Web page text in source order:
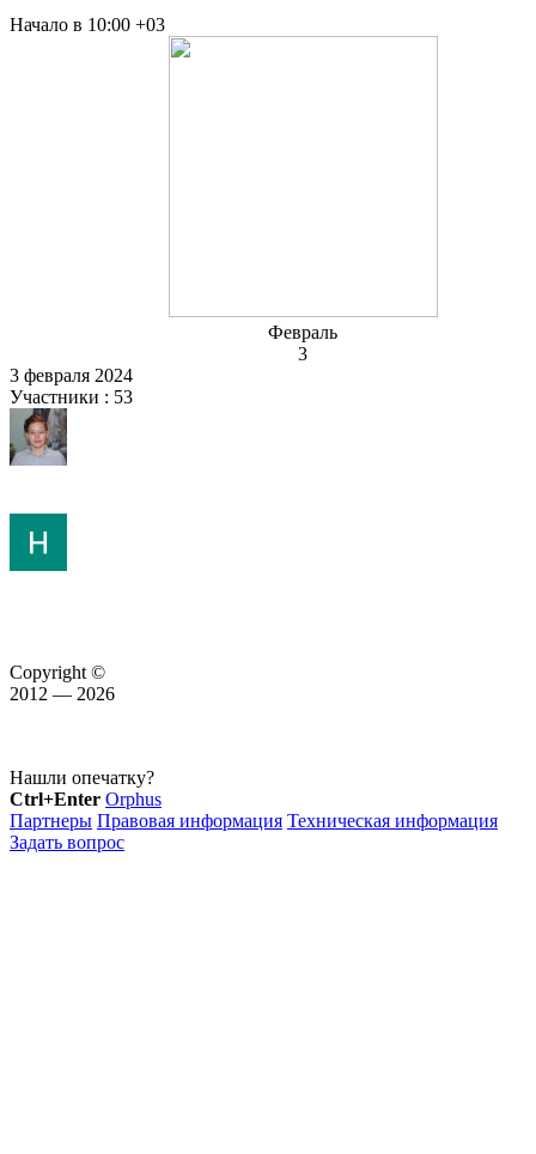
Начало в 10:00 +03
Февраль
3
3 февраля 2024
Участники : 53
Copyright ©
2012 — 2026
Нашли опечатку?
Ctrl+Enter Orphus
Партнеры Правовая информация Техническая информация
Задать вопрос